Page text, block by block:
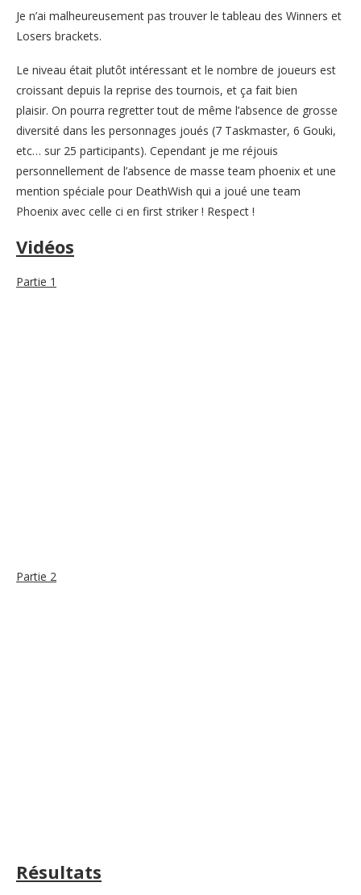
Je n’ai malheureusement pas trouver le tableau des Winners et
Losers brackets.
Le niveau était plutôt intéressant et le nombre de joueurs est
croissant depuis la reprise des tournois, et ça fait bien
plaisir. On pourra regretter tout de même l’absence de grosse
diversité dans les personnages joués (7 Taskmaster, 6 Gouki,
etc… sur 25 participants). Cependant je me réjouis
personnellement de l’absence de masse team phoenix et une
mention spéciale pour DeathWish qui a joué une team
Phoenix avec celle ci en first striker ! Respect !
Vidéos
Partie 1
Partie 2
Résultats